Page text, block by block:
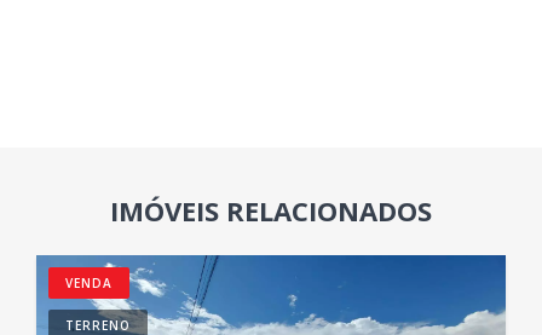
IMÓVEIS RELACIONADOS
VENDA
TERRENO